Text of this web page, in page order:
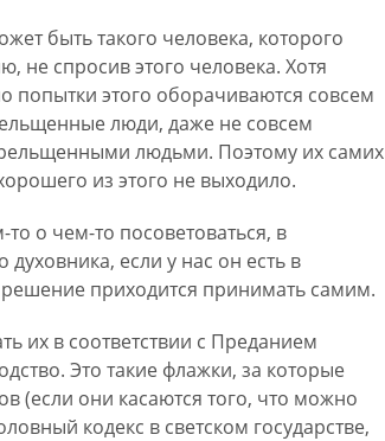
быть такого человека, которого
не спросив этого человека. Хотя
попытки этого оборачиваются совсем
люди, даже не совсем
людьми. Поэтому их самих
из этого не выходило.
о чем-то посоветоваться, в
если у нас он есть в
приходится принимать самим.
их в соответствии с Преданием
Это такие флажки, за которые
(если они касаются того, что можно
кодекс в светском государстве,